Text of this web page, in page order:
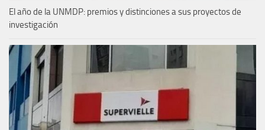
El año de la UNMDP: premios y distinciones a sus proyectos de
investigación